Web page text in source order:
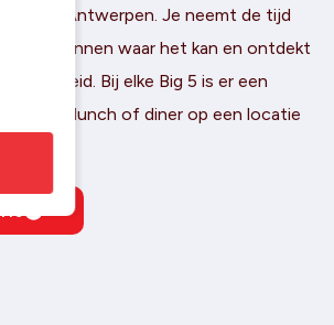
van Antwerpen. Je neemt de tijd
naar binnen waar het kan en ontdekt
Bij elke Big 5 is er een
inclusief lunch of diner op een locatie
rit